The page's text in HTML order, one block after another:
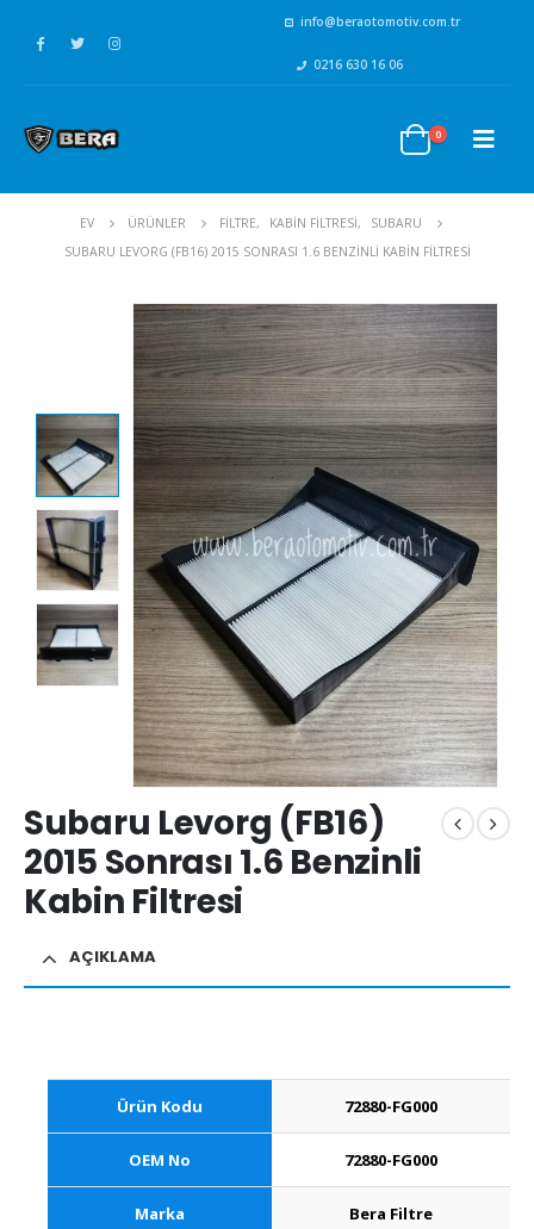
info@beraotomotiv.com.tr
0216 630 16 06
0
EV ÜRÜNLER FİLTRE, KABİN FİLTRESİ,
SUBARU
SUBARU LEVORG (FB16) 2015 SONRASI 1.6 BENZINLI KABIN FILTRESI
Subaru Levorg (FB16)
2015 Sonrası 1.6 Benzinli
Kabin Filtresi
AÇIKLAMA
Ürün Kodu 72880-FG000
OEM No 72880-FG000
Marka Bera Filtre